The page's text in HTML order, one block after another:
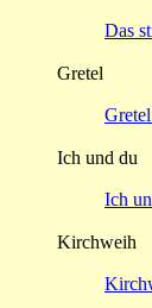
Das
Gretel
Ich und du
Ich
Kirchweih